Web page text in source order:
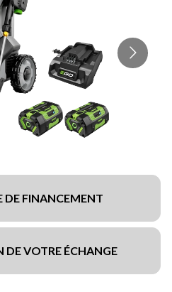
DE FINANCEMENT
DE VOTRE ÉCHANGE